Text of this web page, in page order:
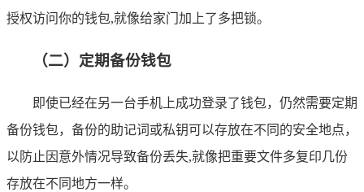
授权访问你的钱包,就像给家门加上了多把锁。
（二）定期备份钱包
即使已经在另一台手机上成功登录了钱包，仍然需要定期
备份钱包，备份的助记词或私钥可以存放在不同的安全地点，
以防止因意外情况导致备份丢失,就像把重要文件多复印几份
存放在不同地方一样。